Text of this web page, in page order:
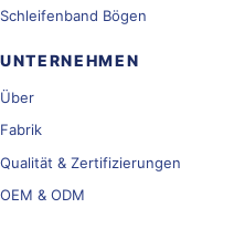
Schleifenband Bögen
UNTERNEHMEN
Über
Fabrik
Qualität & Zertifizierungen
OEM & ODM